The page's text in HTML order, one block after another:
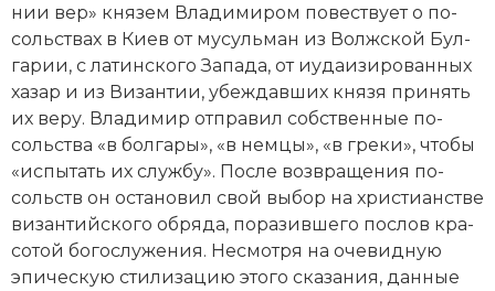
нии вер» князем Вла­ди­ми­ром по­ве­ст­ву­ет о по­
соль­ст­вах в Ки­ев от му­суль­ман из Волж­ской Бул­
га­рии, с латинского За­па­да, от иу­даи­зи­ро­ван­ных
ха­зар и из Ви­зан­тии, убе­ж­дав­ших кня­зя при­нять
их ве­ру. Вла­ди­мир от­пра­вил соб­ст­вен­ные по­
соль­ст­ва «в бол­га­ры», «в нем­цы», «в гре­ки», что­бы
«ис­пы­тать их служ­бу». По­сле воз­вра­ще­ния по­
сольств он ос­та­но­вил свой вы­бор на хри­сти­ан­ст­ве
ви­зантийского об­ря­да, по­ра­зив­ше­го по­слов кра­
со­той бо­го­слу­же­ния. Не­смот­ря на оче­вид­ную
эпи­чес­кую сти­ли­за­цию это­го ска­за­ния, дан­ные